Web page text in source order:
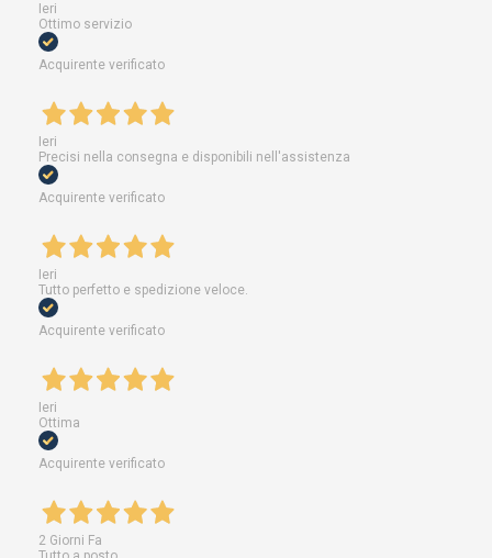
Ieri
Ottimo servizio
Acquirente verificato
Ieri
Precisi nella consegna e disponibili nell'assistenza
Acquirente verificato
Ieri
Tutto perfetto e spedizione veloce.
Acquirente verificato
Ieri
Ottima
Acquirente verificato
2 Giorni Fa